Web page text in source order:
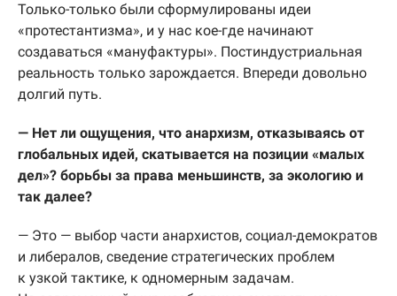
Только-только были сформулированы идеи
«протестантизма», и у нас кое-где начинают
создаваться «мануфактуры». Постиндустриальная
реальность только зарождается. Впереди довольно
долгий путь.
— Нет ли ощущения, что анархизм, отказываясь от
глобальных идей, скатывается на позиции «малых
дел»? борьбы за права меньшинств, за экологию и
так далее?
— Это — выбор части анархистов, социал-демократов
и либералов, сведение стратегических проблем
к узкой тактике, к одномерным задачам.